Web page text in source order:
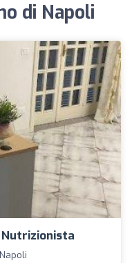
di Napoli
Nutrizionista